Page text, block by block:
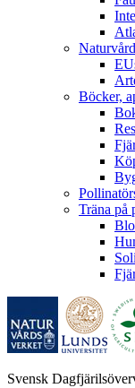
Böcker,
Träna på
Svensk